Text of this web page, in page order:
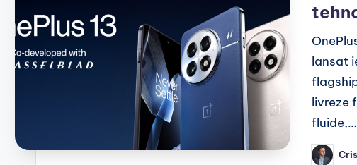
lansat
livreze
fluide,…
Posted